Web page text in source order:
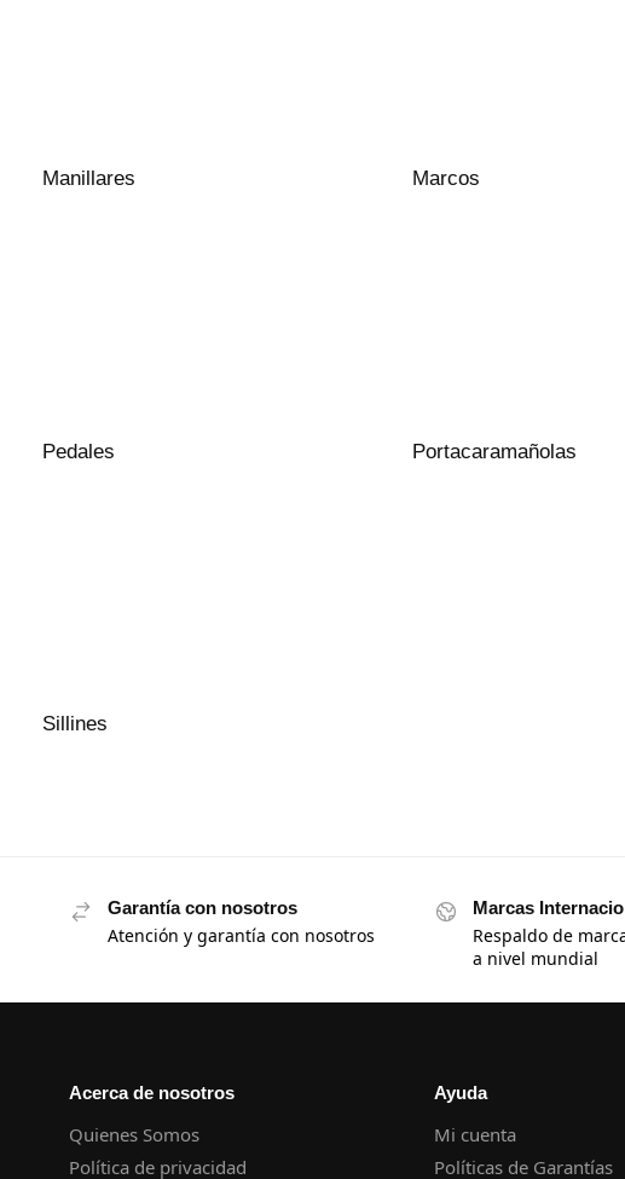
Manillares Marcos
Pedales Portacaramañolas
Sillines
Garantía con nosotros
Atención y garantía con nosotros
Marcas
Respaldo de
a nivel mundial
Acerca de nosotros
Quienes Somos
Política de privacidad
Ayuda
Mi cuenta
Políticas de Garantías